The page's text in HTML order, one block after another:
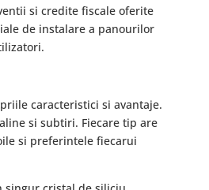
si credite fiscale oferite
de instalare a panourilor
caracteristici si avantaje.
si subtiri. Fiecare tip are
si preferintele fiecarui